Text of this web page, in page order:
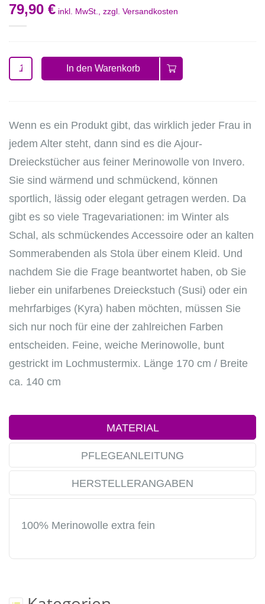
79,90 € inkl. MwSt., zzgl. Versandkosten
In den Warenkorb
Wenn es ein Produkt gibt, das wirklich jeder Frau in
jedem Alter steht, dann sind es die Ajour-
Dreieckstücher aus feiner Merinowolle von Invero.
Sie sind wärmend und schmückend, können
sportlich, lässig oder elegant getragen werden. Da
gibt es so viele Tragevariationen: im Winter als
Schal, als schmückendes Accessoire oder an kalten
Sommerabenden als Stola über einem Kleid. Und
nachdem Sie die Frage beantwortet haben, ob Sie
lieber ein unifarbenes Dreieckstuch (Susi) oder ein
mehrfarbiges (Kyra) haben möchten, müssen Sie
sich nur noch für eine der zahlreichen Farben
entscheiden. Feine, weiche Merinowolle, bunt
gestrickt im Lochmustermix. Länge 170 cm / Breite
ca. 140 cm
MATERIAL
PFLEGEANLEITUNG
HERSTELLERANGABEN
100% Merinowolle extra fein